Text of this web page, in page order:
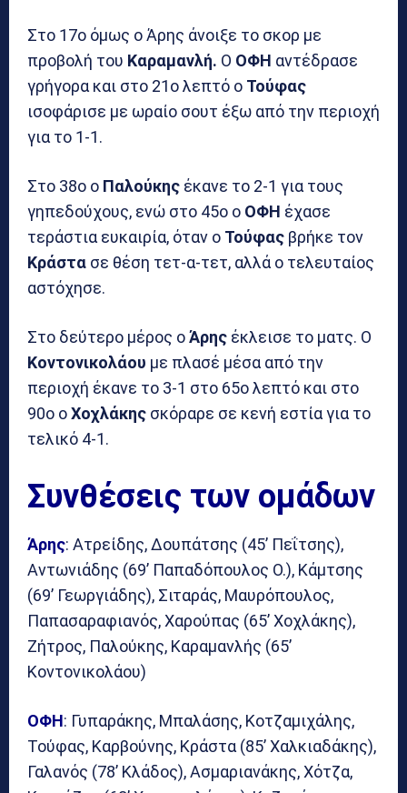
Στο 17ο όμως ο Άρης άνοιξε το σκορ με
προβολή του Καραμανλή. Ο ΟΦΗ αντέδρασε
γρήγορα και στο 21ο λεπτό ο Τούφας
ισοφάρισε με ωραίο σουτ έξω από την περιοχή
για το 1-1.
Στο 38ο ο Παλούκης έκανε το 2-1 για τους
γηπεδούχους, ενώ στο 45ο ο ΟΦΗ έχασε
τεράστια ευκαιρία, όταν ο Τούφας βρήκε τον
Κράστα σε θέση τετ-α-τετ, αλλά ο τελευταίος
αστόχησε.
Στο δεύτερο μέρος οΆρης έκλεισε το ματς. Ο
Κοντονικολάου με πλασέ μέσα από την
περιοχή έκανε το 3-1 στο 65ο λεπτό και στο
90ο οΧοχλάκης σκόραρε σε κενή εστία για το
τελικό 4-1.
Συνθέσεις των ομάδων
Άρης: Ατρείδης, Δουπάτσης (45’ Πεΐτσης),
Αντωνιάδης (69’ Παπαδόπουλος Ο.), Κάμτσης
(69’ Γεωργιάδης), Σιταράς, Μαυρόπουλος,
Παπασαραφιανός, Χαρούπας (65’ Χοχλάκης),
Ζήτρος, Παλούκης, Καραμανλής (65’
Κοντονικολάου)
ΟΦΗ: Γυπαράκης, Μπαλάσης, Κοτζαμιχάλης,
Τούφας, Καρβούνης, Κράστα (85’ Χαλκιαδάκης),
Γαλανός (78’ Κλάδος), Ασμαριανάκης, Χότζα,